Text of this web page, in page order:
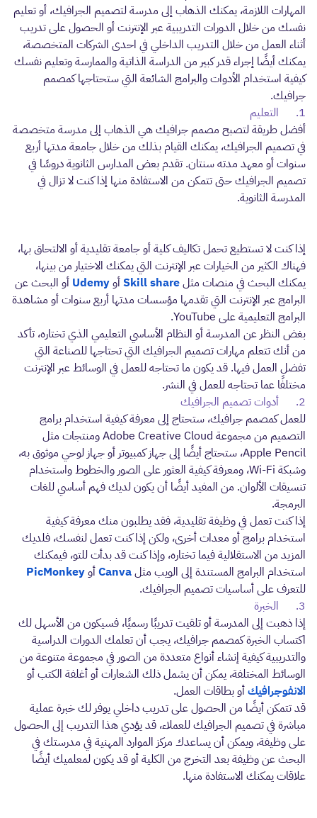
المهارات اللازمة، يمكنك الذهاب إلى مدرسة لتصميم الجرافيك، أو تعليم
نفسك من خلال الدورات التدريبية عبر الإنترنت أو الحصول على تدريب
أثناء العمل من خلال التدريب الداخلي في احدى الشركات المتخصصة،
يمكنك أيضًا إجراء قدر كبير من الدراسة الذاتية والممارسة وتعليم نفسك
كيفية استخدام الأدوات والبرامج الشائعة التي ستحتاجها كمصمم
جرافيك.
1. التعليم
أفضل طريقة لتصبح مصمم جرافيك هي الذهاب إلى مدرسة متخصصة
في تصميم الجرافيك، يمكنك القيام بذلك من خلال جامعة مدتها أربع
سنوات أو معهد مدته سنتان. تقدم بعض المدارس الثانوية دروسًا في
تصميم الجرافيك حتى تتمكن من الاستفادة منها إذا كنت لا تزال في
المدرسة الثانوية.
إذا كنت لا تستطيع تحمل تكاليف كلية أو جامعة تقليدية أو الالتحاق بها،
فهناك الكثير من الخيارات عبر الإنترنت التي يمكنك الاختيار من بينها،
يمكنك البحث في منصات مثلSkill shareأوUdemy أو البحث عن
البرامج عبر الإنترنت التي تقدمها مؤسسات مدتها أربع سنوات أو مشاهدة
البرامج التعليمية على YouTube.
بغض النظر عن المدرسة أو النظام الأساسي التعليمي الذي تختاره، تأكد
من أنك تتعلم مهارات تصميم الجرافيك التي تحتاجها للصناعة التي
تفضل العمل فيها. قد يكون ما تحتاجه للعمل في الوسائط عبر الإنترنت
مختلفًا عما تحتاجه للعمل في النشر.
2. أدوات تصميم الجرافيك
للعمل كمصمم جرافيك، ستحتاج إلى معرفة كيفية استخدام برامج
التصميم من مجموعة Adobe Creative Cloud ومنتجات مثل
Apple Pencil، ستحتاج أيضًا إلى جهاز كمبيوتر أو جهاز لوحي موثوق به،
وشبكة Wi-Fi، ومعرفة كيفية العثور على الصور والخطوط واستخدام
تنسيقات الألوان. من المفيد أيضًا أن يكون لديك فهم أساسي للغات
البرمجة.
إذا كنت تعمل في وظيفة تقليدية، فقد يطلبون منك معرفة كيفية
استخدام برامج أو معدات أخرى، ولكن إذا كنت تعمل لنفسك، فلديك
المزيد من الاستقلالية فيما تختاره، وإذا كنت قد بدأت للتو، فيمكنك
استخدام البرامج المستندة إلى الويب مثلCanvaأوPicMonkey
للتعرف على أساسيات تصميم الجرافيك.
3. الخبرة
إذا ذهبت إلى المدرسة أو تلقيت تدريبًا رسميًا، فسيكون من الأسهل لك
اكتساب الخبرة كمصمم جرافيك، يجب أن تعلمك الدورات الدراسية
والتدريبية كيفية إنشاء أنواع متعددة من الصور في مجموعة متنوعة من
الوسائط المختلفة، يمكن أن يشمل ذلك الشعارات أو أغلفة الكتب أو
الانفوجرافيكأو بطاقات العمل.
قد تتمكن أيضًا من الحصول على تدريب داخلي يوفر لك خبرة عملية
مباشرة في تصميم الجرافيك للعملاء، قد يؤدي هذا التدريب إلى الحصول
على وظيفة، ويمكن أن يساعدك مركز الموارد المهنية في مدرستك في
البحث عن وظيفة بعد التخرج من الكلية أو قد يكون لمعلميك أيضًا
علاقات يمكنك الاستفادة منها.